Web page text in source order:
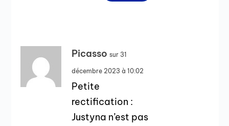
Picasso sur 31
décembre 2023 à 10:02
Petite
rectification :
Justyna n’est pas